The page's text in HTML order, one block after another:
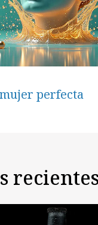
perfecta
recientes